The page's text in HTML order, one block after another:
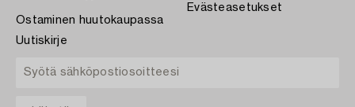
Ostaminen huutokaupassa
Evästeasetukset
Uutiskirje